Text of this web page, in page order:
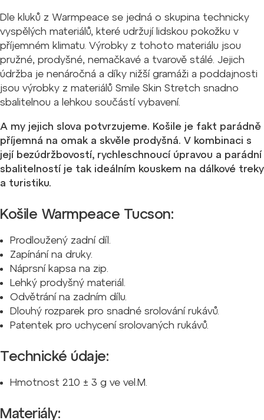
Dle kluků z Warmpeace se jedná o skupina technicky
vyspělých materiálů, které udržují lidskou pokožku v
příjemném klimatu. Výrobky z tohoto materiálu jsou
pružné, prodyšné, nemačkavé a tvarově stálé. Jejich
údržba je nenáročná a díky nižší gramáži a poddajnosti
jsou výrobky z materiálů Smile Skin Stretch snadno
sbalitelnou a lehkou součástí vybavení.
A my jejich slova potvrzujeme. Košile je fakt parádně
příjemná na omak a skvěle prodyšná. V kombinaci s
její bezúdržbovostí, rychleschnoucí úpravou a parádní
sbalitelností je tak ideálním kouskem na dálkové treky
a turistiku.
Košile Warmpeace Tucson:
Prodloužený zadní díl.
Zapínání na druky.
Náprsní kapsa na zip.
Lehký prodyšný materiál.
Odvětrání na zadním dílu.
Dlouhý rozparek pro snadné srolování rukávů.
Patentek pro uchycení srolovaných rukávů.
Technické údaje:
Hmotnost 210 ± 3 g ve vel.M.
Materiály: